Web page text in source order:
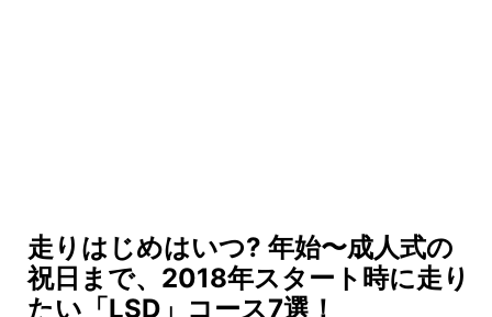
走りはじめはいつ? 年始〜成人式の
祝日まで、2018年スタート時に走り
たい「LSD」コース7選！